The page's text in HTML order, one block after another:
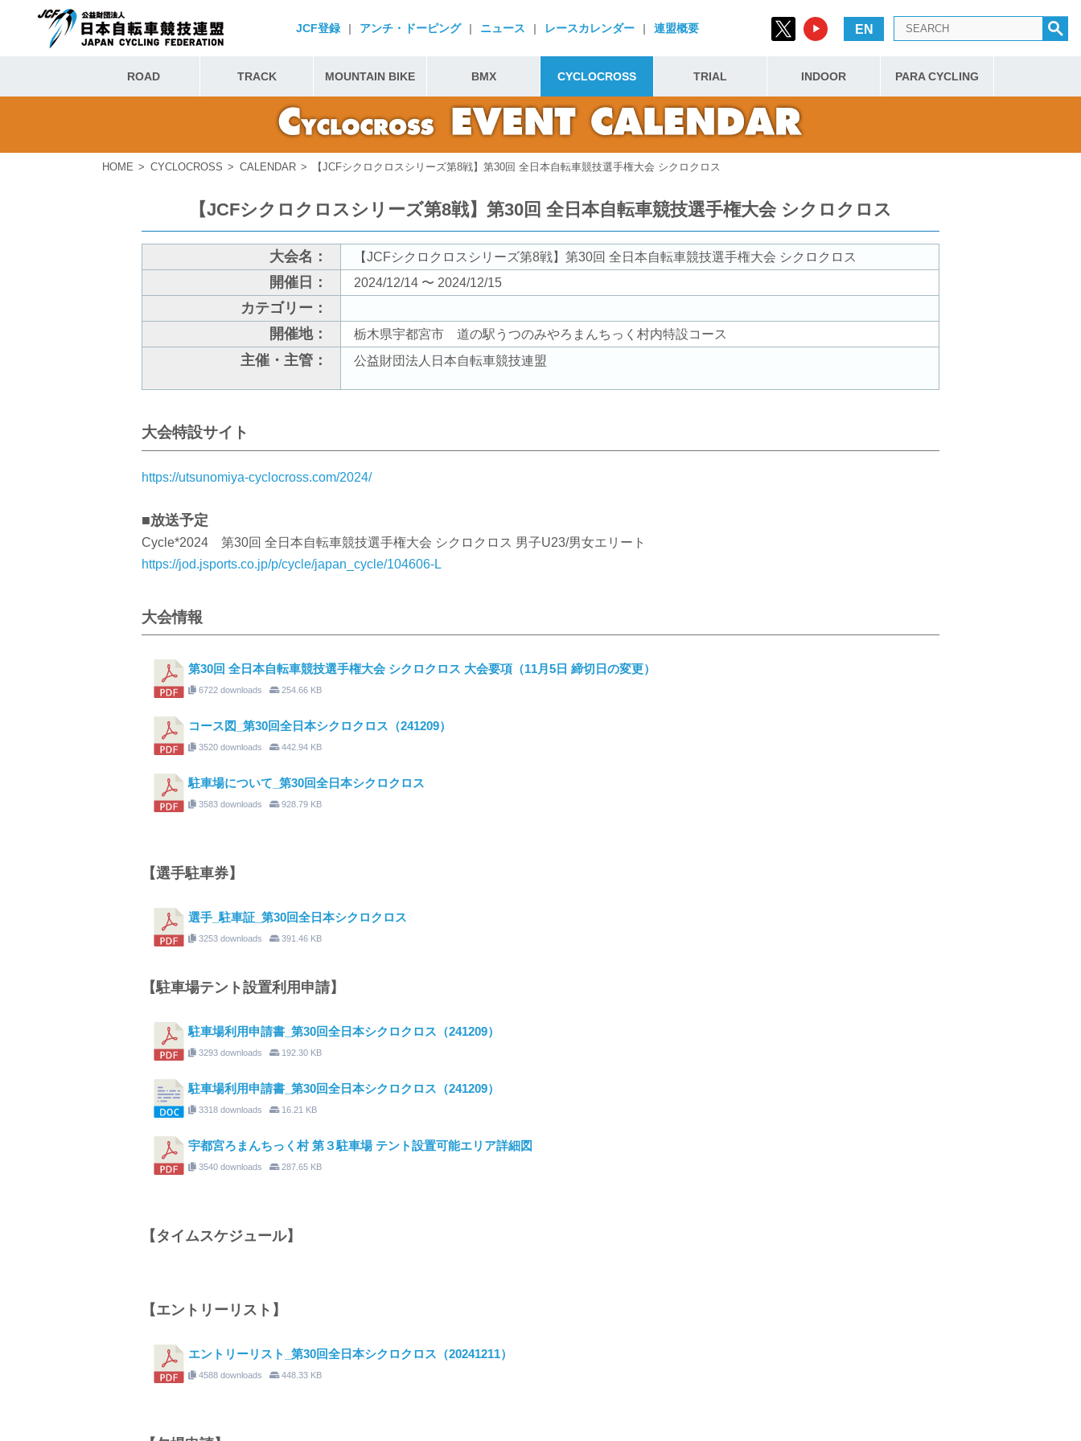
JCF登録 | アンチ・ドーピング | ニュース | レースカレンダー | 連盟概要 EN
ROAD TRACK MOUNTAIN BIKE BMX CYCLOCROSS TRIAL INDOOR PARA CYCLING
HOME CYCLOCROSS CALENDAR 【JCFシクロクロスシリーズ第8戦】第30回 全日本自転車競技選手権大会 シクロクロス
【JCFシクロクロスシリーズ第8戦】第30回 全日本自転車競技選手権大会 シクロクロス
大会名： 【JCFシクロクロスシリーズ第8戦】第30回 全日本自転車競技選手権大会 シクロクロス
開催日： 2024/12/14 〜 2024/12/15
カテゴリー：
開催地：
栃木県宇都宮市 道の駅うつのみやろまんちっく村内特設コース
主催・主管： 公益財団法人日本自転車競技連盟
大会特設サイト
https://utsunomiya-cyclocross.com/2024/
■放送予定
Cycle*2024 第30回 全日本自転車競技選手権大会 シクロクロス 男子U23/男女エリート
https://jod.jsports.co.jp/p/cycle/japan_cycle/104606-L
大会情報
第30回 全日本自転車競技選手権大会 シクロクロス 大会要項（11月5日 締切日の変更）
6722 downloads 254.66 KB
コース図_第30回全日本シクロクロス（241209）
3520 downloads 442.94 KB
駐車場について_第30回全日本シクロクロス
3583 downloads 928.79 KB
【選手駐車券】
選手_駐車証_第30回全日本シクロクロス
3253 downloads 391.46 KB
【駐車場テント設置利用申請】
駐車場利用申請書_第30回全日本シクロクロス（241209）
3293 downloads 192.30 KB
駐車場利用申請書_第30回全日本シクロクロス（241209）
3318 downloads 16.21 KB
宇都宮ろまんちっく村 第３駐車場 テント設置可能エリア詳細図
3540 downloads 287.65 KB
【タイムスケジュール】
【エントリーリスト】
エントリーリスト_第30回全日本シクロクロス（20241211）
4588 downloads 448.33 KB